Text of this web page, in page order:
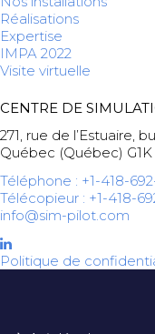
Réalisations
Expertise
IMPA 2022
Visite virtuelle
CENTRE DE
271, rue de l’Estuaire,
Québec (Québec)
Téléphone : +1-418-
Télécopieur : +1-418-
info@sim-pilot.com
Politique de